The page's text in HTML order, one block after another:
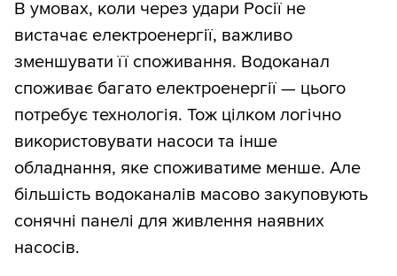
В умовах, коли через удари Росії не
вистачає електроенергії, важливо
зменшувати її споживання. Водоканал
споживає багато електроенергії — цього
потребує технологія. Тож цілком логічно
використовувати насоси та інше
обладнання, яке споживатиме менше. Але
більшість водоканалів масово закуповують
сонячні панелі для живлення наявних
насосів.